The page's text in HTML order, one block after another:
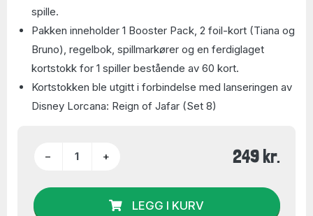
spille.
Pakken inneholder 1 Booster Pack, 2 foil-kort (Tiana og
Bruno), regelbok, spillmarkører og en ferdiglaget
kortstokk for 1 spiller bestående av 60 kort.
Kortstokken ble utgitt i forbindelse med lanseringen av
Disney Lorcana: Reign of Jafar (Set 8)
− + 249 kr.
LEGG I KURV